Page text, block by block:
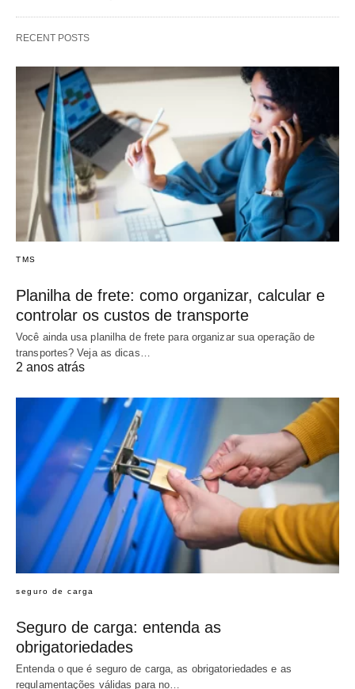
RECENT POSTS
TMS
Planilha de frete: como organizar, calcular e
controlar os custos de transporte
Você ainda usa planilha de frete para organizar sua operação de
transportes? Veja as dicas…
2 anos atrás
seguro de carga
Seguro de carga: entenda as
obrigatoriedades
Entenda o que é seguro de carga, as obrigatoriedades e as
regulamentações válidas para no…